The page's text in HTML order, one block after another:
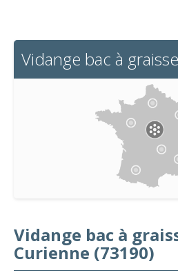
Vidange bac à
Vidange bac à
Curienne (73190)